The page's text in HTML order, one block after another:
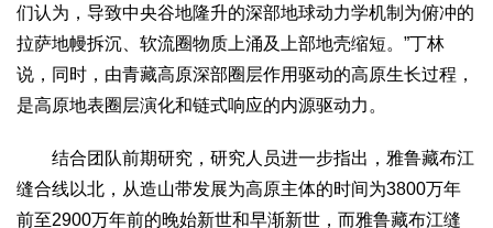
们认为，导致中央谷地隆升的深部地球动力学机制为俯冲的
拉萨地幔拆沉、软流圈物质上涌及上部地壳缩短。”丁林
说，同时，由青藏高原深部圈层作用驱动的高原生长过程，
是高原地表圈层演化和链式响应的内源驱动力。
结合团队前期研究，研究人员进一步指出，雅鲁藏布江
缝合线以北，从造山带发展为高原主体的时间为3800万年
前至2900万年前的晚始新世和早渐新世，而雅鲁藏布江缝